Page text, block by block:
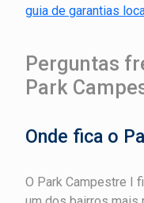
guia de garantias
Perguntas
Park
Onde fica o
O Park Campestre I